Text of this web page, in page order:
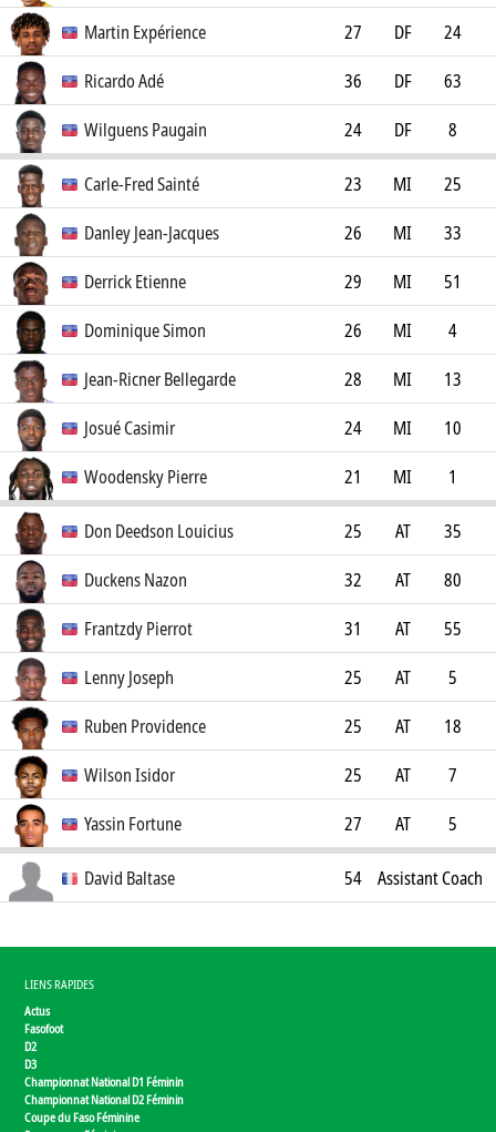
0
FC Stade Nyonnais
Martin Expérience 27 DF
24
0
Ricardo Adé 36 DF
63
2
LDU de Quito
Wilguens Paugain 24 DF
8
0
SV Zulte-Waregem
Carle-Fred Sainté 23 MI
25
0
El Paso Locomotive FC
Danley Jean-Jacques 26 MI
33
6
Philadelphia Union
Derrick Etienne 29 MI
51
8
Toronto FC
Dominique Simon 26 MI
4
0
FC Tatran Prešov
Jean-Ricner Bellegarde 28 MI
13
0
Wolverhampton Wanderers
FC
Josué Casimir 24 MI
10
0
AJ Auxerre
Woodensky Pierre 21 MI
1
0
Violette AC
Don Deedson Louicius 25 AT
35
10
FC Dallas
Duckens Nazon 32 AT
80
43
Esteghlal Tehrān FC
Frantzdy Pierrot 31 AT
55
34
AEK
Lenny Joseph 25 AT
5
1
Ferencvárosi TC
Ruben Providence 25 AT
18
3
Almere City FC
Wilson Isidor 25 AT
7
3
Sunderland AFC U21
Yassin Fortune 27 AT
5
0
FC Vizela
David Baltase 54 Assistant Coach
LIENS RAPIDES
Actus
Fasofoot
D2
D3
Championnat National D1 Féminin
Championnat National D2 Féminin
Coupe du Faso Féminine